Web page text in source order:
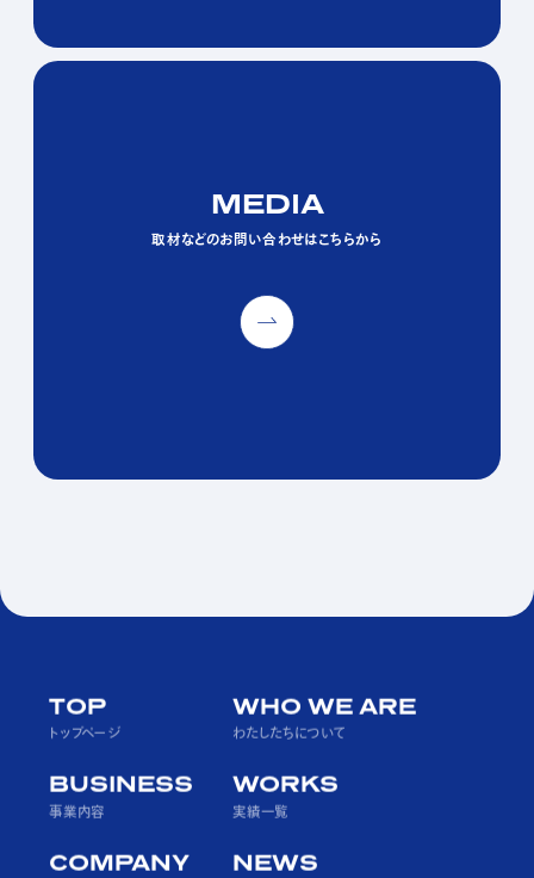
MEDIA
取材などのお問い合わせはこちらから
MEDIA
取材などのお問い合わせはこちらから
MEDIA
取材などのお問い合わせはこちらから
TOP
トップページ
WHO WE ARE
わたしたちについて
BUSINESS
事業内容
WORKS
実績一覧
COMPANY NEWS